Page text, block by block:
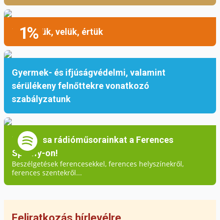
Fotó: Gieszer Richárd
1%
Mellettük, velük, értük
Gyermek- és ifjúságvédelmi, valamint
sérülékeny felnőttekre vonatkozó
szabályzatunk
Hallgassa rádióműsorainkat a Ferences
Spotify-on!
Beszélgetések ferencesekkel, ferences helyszínekről,
ferences szentekről...